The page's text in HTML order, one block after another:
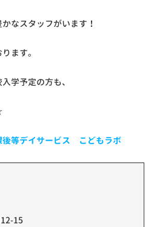
なスタッフがいます！
ます。
学予定の方も、
後等デイサービス こどもラボ
15